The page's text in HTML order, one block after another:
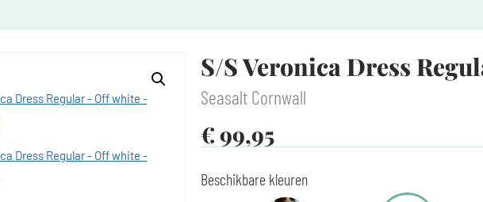
S/S Veronica Dress
Seasalt Cornwall
€99,95
Beschikbare kleuren